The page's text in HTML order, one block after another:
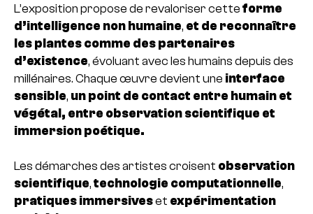
L’exposition propose de revaloriser cette forme
d’intelligence non humaine, et de reconnaître
les plantes comme des partenaires
d’existence, évoluant avec les humains depuis des
millénaires. Chaque œuvre devient une interface
sensible, un point de contact entre humain et
végétal, entre observation scientifique et
immersion poétique.
Les démarches des artistes croisent observation
scientifique, technologie computationnelle,
pratiques immersiveset expérimentation